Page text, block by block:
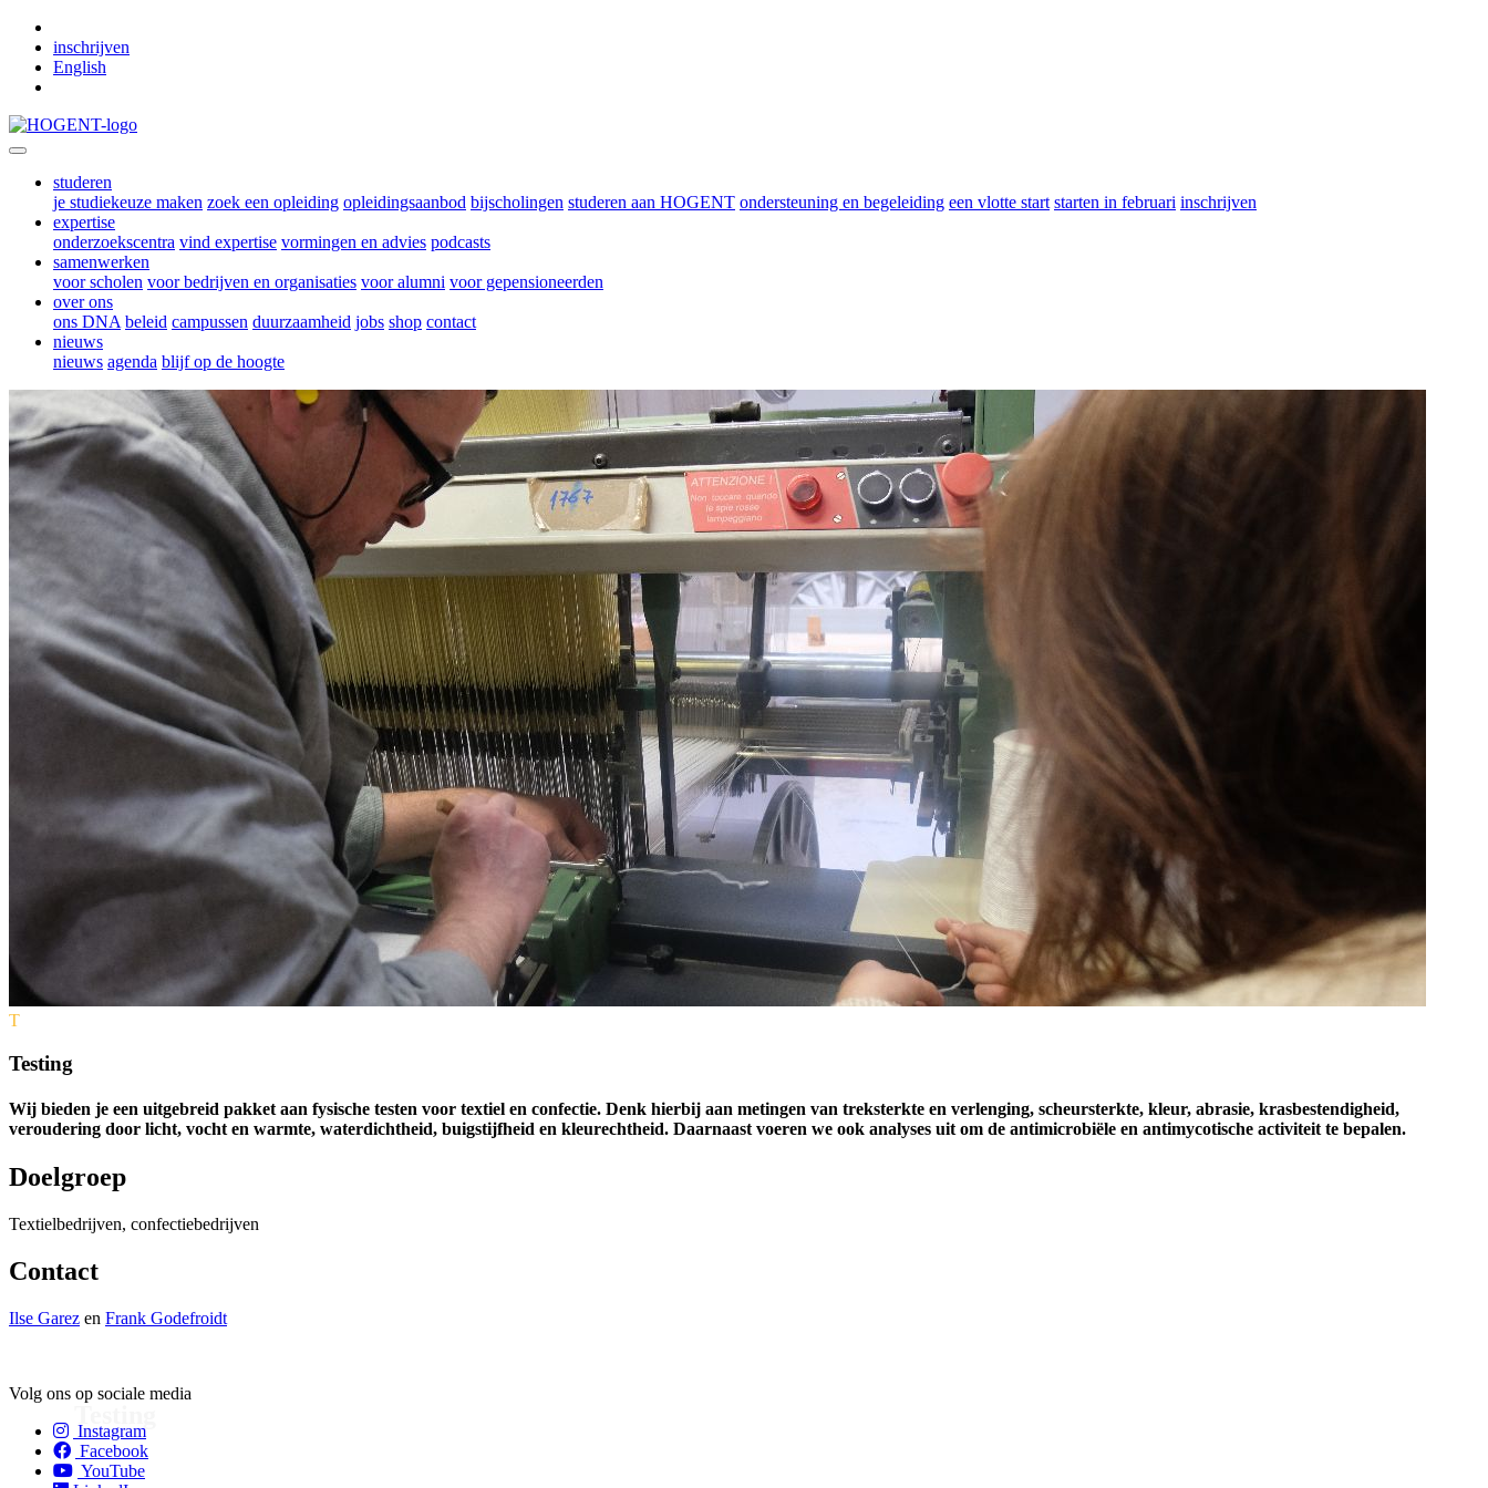
inschrijven
English
studeren
je studiekeuze maken zoek een opleiding opleidingsaanbod bijscholingen studeren aan HOGENT ondersteuning en begeleiding een vlotte start starten in februari inschrijven
expertise
onderzoekscentra vind expertise vormingen en advies podcasts
samenwerken
voor scholen voor bedrijven en organisaties voor alumni voor gepensioneerden
over ons
ons DNA beleid campussen duurzaamheid jobs shop contact
nieuws
nieuws agenda blijf op de hoogte
T
Testing
Wij bieden je een uitgebreid pakket aan fysische testen voor textiel en confectie. Denk hierbij aan metingen van treksterkte en verlenging, scheursterkte, kleur, abrasie, krasbestendigheid,
veroudering door licht, vocht en warmte, waterdichtheid, buigstijfheid en kleurechtheid. Daarnaast voeren we ook analyses uit om de antimicrobiële en antimycotische activiteit te bepalen.
Doelgroep
Textielbedrijven, confectiebedrijven
Contact
Ilse Garez en Frank Godefroidt
Volg ons op sociale media
Instagram
Facebook
YouTube